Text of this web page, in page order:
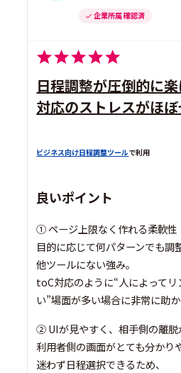
企業所属 確認済
日程調整が圧倒的に
対応のストレスがほ
ビジネス向け日程調整ツールで利用
良いポイント
① ページ上限なく作れる柔軟性
目的に応じて何パターンでも調
他ツールにない強み。
toC対応のように“人によって
い”場面が多い場合に非常に助か
② UIが見やすく、相手側の離脱
利用者側の画面がとても分かり
迷わず日程選択できるため、